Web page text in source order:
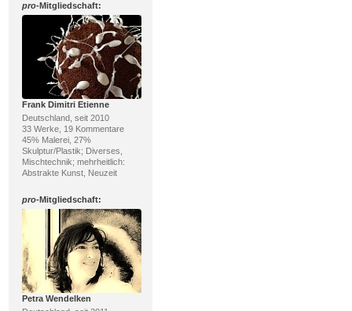
pro-Mitgliedschaft:
Frank Dimitri Etienne
Deutschland, seit 2010
33 Werke, 19 Kommentare
45% Malerei, 27%
Skulptur/Plastik; Diverses,
Mischtechnik; mehrheitlich:
Abstrakte Kunst, Neuzeit
pro-Mitgliedschaft:
Petra Wendelken